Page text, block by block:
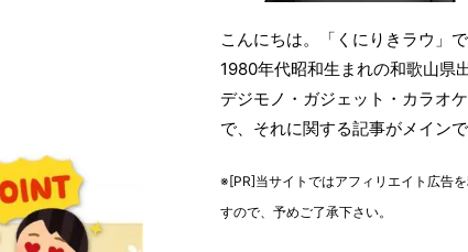
こんにちは。「くにりきラウ」で
1980年代昭和生まれの和歌山県出
デジモノ・ガジェット・カラオ
で、それに関する記事がメインで
※[PR]当サイトではアフィリエイト広告
すので、予めご了承下さい。